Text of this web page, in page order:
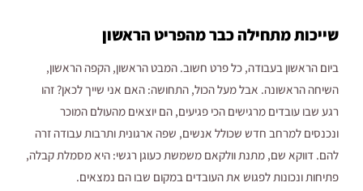
שייכות מתחילה כבר מהפריט הראשון
ביום הראשון בעבודה, כל פרט חשוב. המבט הראשון, הקפה הראשון,
השיחה הראשונה. אבל מעל הכול, התחושה: האם אני שייך לכאן? זהו
רגע שבו עובדים מרגישים הכי פגיעים, הם יוצאים מהעולם המוכר
ונכנסים למרחב חדש שכולל אנשים, שפה ארגונית ותרבות עבודה זרה
להם. דווקא שם, מתנת וולקאם משמשת כעוגן רגשי: היא מסמלת קבלה,
פתיחות ונכונות לפגוש את העובדים במקום שבו הם נמצאים.